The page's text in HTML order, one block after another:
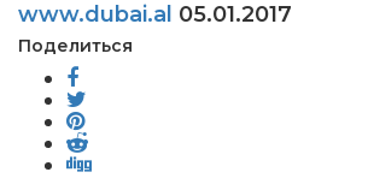
www.dubai.al 05.01.2017
Поделиться